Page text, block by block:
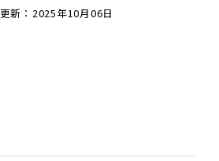
更新：2025年10月06日